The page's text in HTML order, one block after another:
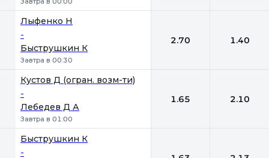
Лыфенко Н
-
Быструшкин К
Завтра в 00:30
2.70 1.40
Кустов Д (огран. возм-ти)
-
Лебедев Д А
Завтра в 01:00
1.65 2.10
Быструшкин К
-